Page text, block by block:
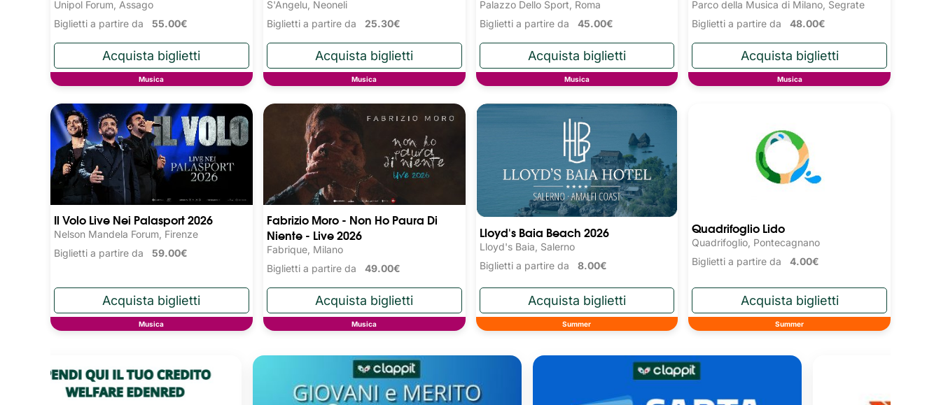
Unipol Forum, Assago
Biglietti a partire da 55.00€
Musica
S'Angelu, Neoneli
Biglietti a partire da 25.30€
Musica
Palazzo Dello Sport, Roma
Biglietti a partire da 45.00€
Musica
Parco della Musica di Milano, Segrate
Biglietti a partire da48.00€
Musica
Il Volo Live Nei Palasport 2026
Nelson Mandela Forum, Firenze
Biglietti a partire da 59.00€
Musica
Fabrizio Moro - Non Ho Paura Di
Niente - Live 2026
Fabrique, Milano
Biglietti a partire da 49.00€
Musica
Lloyd's Baia Beach 2026
Lloyd's Baia, Salerno
Biglietti a partire da 8.00€
Summer
Quadrifoglio Lido
Quadrifoglio, Pontecagnano
Biglietti a partire da4.00€
Summer